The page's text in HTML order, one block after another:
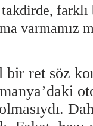
takdirde,
varmamız
bir ret söz